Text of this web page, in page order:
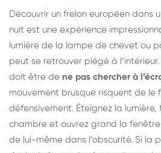
Découvrir un frelon européen dans
nuit est une expérience
lumière de la lampe de chevet ou
peut se retrouver piégé à
doit être de ne pas chercher à
mouvement brusque risquent de le
défensivement. Éteignez la
chambre et ouvrez grand la
de lui-même dans l’obscurité. Si la